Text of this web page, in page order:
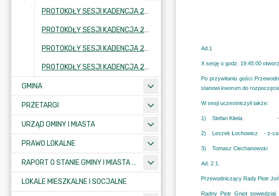
PROTOKOŁY SESJI KADENCJA 2014-2018
PROTOKOŁY SESJI KADENCJA 2010-2014
PROTOKOŁY SESJI KADENCJA 2006-2010
PROTOKOŁY SESJI KADENCJA 2002-2006
GMINA
PRZETARGI
URZĄD GMINY I MIASTA
PRAWO LOKALNE
RAPORT O STANIE GMINY I MIASTA KRAJENKA
LOKALE MIESZKALNE I SOCJALNE